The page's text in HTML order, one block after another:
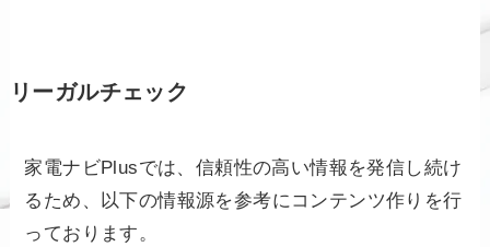
リーガルチェック
家電ナビPlusでは、信頼性の高い情報を発信し続け
るため、以下の情報源を参考にコンテンツ作りを行
っております。